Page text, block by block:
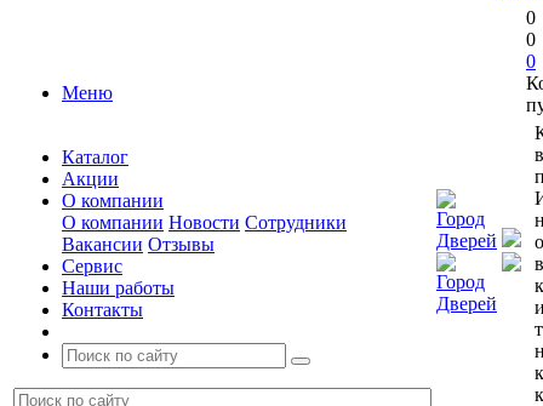
Меню
Каталог
Акции
О компании
О компании Новости Сотрудники
Вакансии Отзывы
Сервис
Наши работы
Контакты
0
0
0